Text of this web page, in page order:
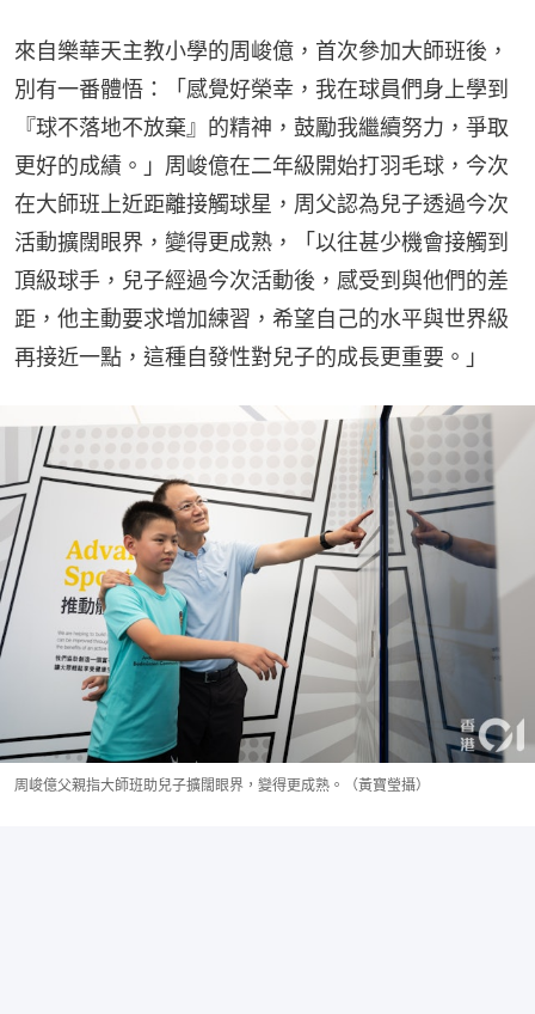
來自樂華天主教小學的周峻億，首次參加大師班後，
別有一番體悟：「感覺好榮幸，我在球員們身上學到
『球不落地不放棄』的精神，鼓勵我繼續努力，爭取
更好的成績。」周峻億在二年級開始打羽毛球，今次
在大師班上近距離接觸球星，周父認為兒子透過今次
活動擴闊眼界，變得更成熟，「以往甚少機會接觸到
頂級球手，兒子經過今次活動後，感受到與他們的差
距，他主動要求增加練習，希望自己的水平與世界級
再接近一點，這種自發性對兒子的成長更重要。」
周峻億父親指大師班助兒子擴闊眼界，變得更成熟。（黃寶瑩攝）